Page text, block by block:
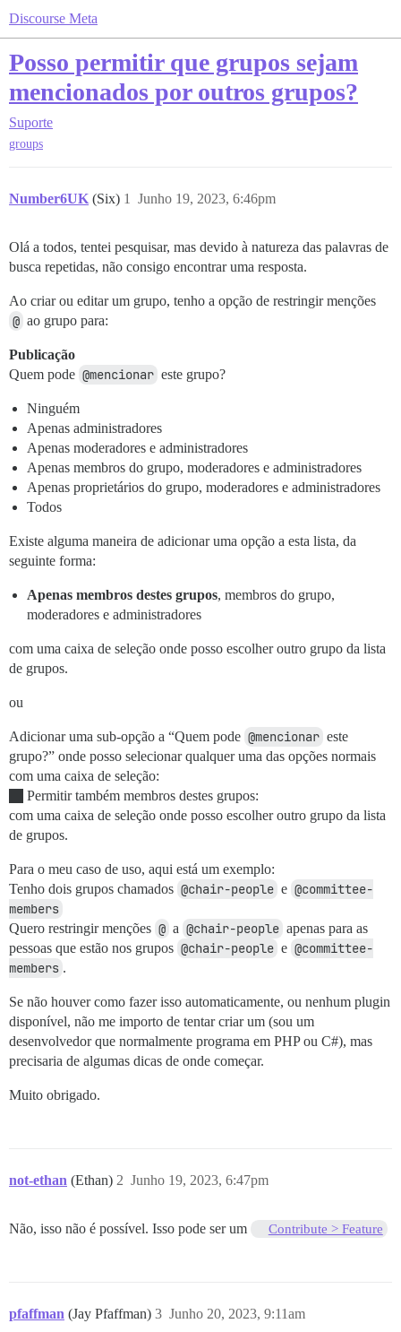
Discourse Meta
Posso permitir que grupos sejam
mencionados por outros grupos?
Suporte
groups
Number6UK (Six) Junho 19, 2023, 6:46pm
1
Olá a todos, tentei pesquisar, mas devido à natureza das palavras de
busca repetidas, não consigo encontrar uma resposta.
Ao criar ou editar um grupo, tenho a opção de restringir menções
@ ao grupo para:
Publicação
Quem pode @mencionar este grupo?
Ninguém
Apenas administradores
Apenas moderadores e administradores
Apenas membros do grupo, moderadores e administradores
Apenas proprietários do grupo, moderadores e administradores
Todos
Existe alguma maneira de adicionar uma opção a esta lista, da
seguinte forma:
Apenas membros destes grupos, membros do grupo,
moderadores e administradores
com uma caixa de seleção onde posso escolher outro grupo da lista
de grupos.
ou
Adicionar uma sub-opção a “Quem pode @mencionar este
grupo?” onde posso selecionar qualquer uma das opções normais
com uma caixa de seleção:
Permitir também membros destes grupos:
com uma caixa de seleção onde posso escolher outro grupo da lista
de grupos.
Para o meu caso de uso, aqui está um exemplo:
Tenho dois grupos chamados @chair-people e @committee-
members
Quero restringir menções @ a @chair-people apenas para as
pessoas que estão nos grupos @chair-people e @committee-
members .
Se não houver como fazer isso automaticamente, ou nenhum plugin
disponível, não me importo de tentar criar um (sou um
desenvolvedor que normalmente programa em PHP ou C#), mas
precisaria de algumas dicas de onde começar.
Muito obrigado.
not-ethan (Ethan) Junho 19, 2023, 6:47pm
2
Não, isso não é possível. Isso pode ser um Contribute > Feature
pfaffman (Jay Pfaffman) Junho 20, 2023, 9:11am
3